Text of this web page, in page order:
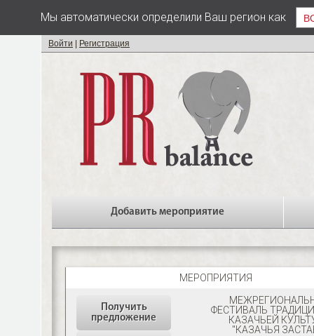
Мы автоматически определили Ваш регион как
Войти Регистрация
Добавить мероприятие
МЕРОПРИЯТИЯ
Получить
предложение
ФЕСТИВАЛЬ
КАЗАЧЬЕЙ
"КАЗАЧЬЯ